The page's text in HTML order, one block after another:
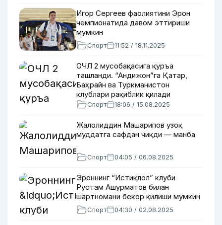
Игор Сергеев фаолиятини Эрон
чемпионатида давом эттириши
мумкин
Спорт 11:52 / 18.11.2025
ОЧЛ 2 мусобақасига қуръа
ташланди. “Андижон”га Қатар,
Баҳрайн ва Туркманистон
клублари рақиблик қилади
Спорт 18:06 / 15.08.2025
Жалолиддин Машарипов узоқ
муддатга сафдан чиқди — манба
Спорт 04:05 / 06.08.2025
Эроннинг “Истиқлол” клуби
Рустам Ашурматов билан
шартномани бекор қилиши мумкин
Спорт 04:30 / 02.08.2025